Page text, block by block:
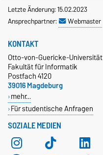
Letzte Änderung: 15.02.2023
Ansprechpartner:
Webmaster
SOZIALE MEDIEN
KONTAKT
Otto-von-Guericke-Universität
Fakultät für Informatik
Postfach 4120
39016 Magdeburg
mehr…
Für studentische Anfragen